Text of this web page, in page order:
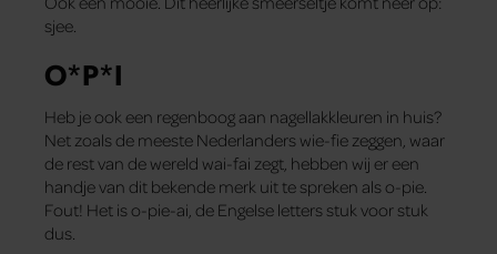
sjee.
O*P*I
Heb je ook een regenboog aan nagellakkleuren in huis?
Net zoals de meeste Nederlanders wie-fie zeggen, waar
de rest van de wereld wai-fai zegt, hebben wij er een
handje van dit bekende merk uit te spreken als o-pie.
Fout! Het is o-pie-ai, de Engelse letters stuk voor stuk
dus.